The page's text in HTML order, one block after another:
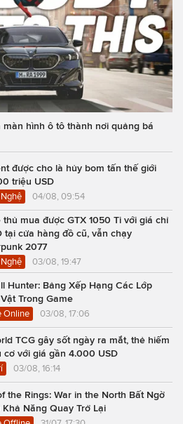
hình ô tô thành nơi quảng bá
được cho là hủy bom tấn thế giới
triệu USD
04/08, 09:54
thủ mua được GTX 1050 Ti với giá chỉ
tại cửa hàng đồ cũ, vẫn chạy
2077
03/08, 19:47
Hunter: Bảng Xếp Hạng Các Lớp
Trong Game
Online 03/08, 17:06
TCG gây sốt ngày ra mắt, thẻ hiếm
cơ với giá gần 4.000 USD
03/08, 16:14
the Rings: War in the North Bất Ngờ
Khả Năng Quay Trở Lại